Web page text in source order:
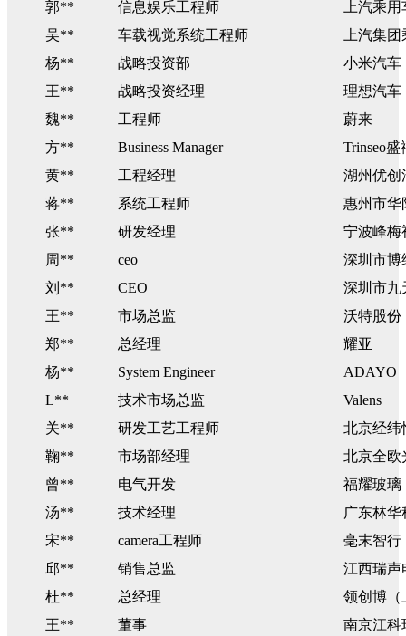
郭** 信息娱乐工程师
上汽乘用
吴**
车载视觉系统工程师
上汽集
杨**
战略投资部
小米汽车
王**
战略投资经理
理想汽车
魏**
工程师
蔚来
方**
Business Manager
Trinseo盛
黄**
工程经理
湖州优创
蒋**
系统工程师
惠州市华
张**
研发经理
宁波峰梅
周**
ceo
深圳市博
刘**
CEO
深圳市九
王**
市场总监
沃特股份
郑**
总经理
耀亚
杨**
System Engineer
ADAYO
L**
技术市场总监
Valens
关**
研发工艺工程师
北京经纬
鞠**
市场部经理
北京全欧
曾**
电气开发
福耀玻璃
汤**
技术经理
广东林
宋**
camera工程师
毫末智行
邱**
销售总监
江西瑞声
杜**
总经理
领创博（
王**
董事
南京江科